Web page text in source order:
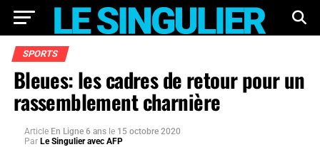
SPORTS
Bleues: les cadres de retour pour un
rassemblement charnière
Article En Ligne 6 ans le 15 octobre 2020
Par Le Singulier avec AFP